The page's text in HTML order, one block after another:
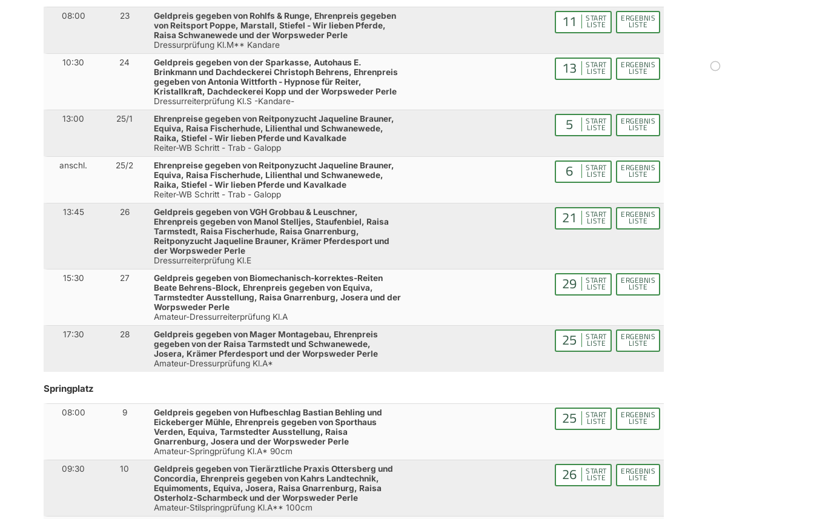
08:00 23
Geldpreis gegeben von Rohlfs & Runge, Ehrenpreis gegeben
von Reitsport Poppe, Marstall, Stiefel - Wir lieben Pferde,
Raisa Schwanewede und der Worpsweder Perle
Dressurprüfung Kl.M** Kandare
11 START
LISTE
ERGEBNIS
LISTE
10:30 24
Geldpreis gegeben von der Sparkasse, Autohaus E.
Brinkmann und Dachdeckerei Christoph Behrens, Ehrenpreis
gegeben von Antonia Wittforth - Hypnose für Reiter,
Kristallkraft, Dachdeckerei Kopp und der Worpsweder Perle
Dressurreiterprüfung Kl.S -Kandare-
13 START
LISTE
ERGEBNIS
LISTE
13:00 25/1
Ehrenpreise gegeben von Reitponyzucht Jaqueline Brauner,
Equiva, Raisa Fischerhude, Lilienthal und Schwanewede,
Raika, Stiefel - Wir lieben Pferde und Kavalkade
Reiter-WB Schritt - Trab - Galopp
5 START
LISTE
ERGEBNIS
LISTE
anschl. 25/2
Ehrenpreise gegeben von Reitponyzucht Jaqueline Brauner,
Equiva, Raisa Fischerhude, Lilienthal und Schwanewede,
Raika, Stiefel - Wir lieben Pferde und Kavalkade
Reiter-WB Schritt - Trab - Galopp
6 START
LISTE
ERGEBNIS
LISTE
13:45 26
Geldpreis gegeben von VGH Grobbau & Leuschner,
Ehrenpreis gegeben von Manol Stelljes, Staufenbiel, Raisa
Tarmstedt, Raisa Fischerhude, Raisa Gnarrenburg,
Reitponyzucht Jaqueline Brauner, Krämer Pferdesport und
der Worpsweder Perle
Dressurreiterprüfung Kl.E
21 START
LISTE
ERGEBNIS
LISTE
15:30 27
Geldpreis gegeben von Biomechanisch-korrektes-Reiten
Beate Behrens-Block, Ehrenpreis gegeben von Equiva,
Tarmstedter Ausstellung, Raisa Gnarrenburg, Josera und der
Worpsweder Perle
Amateur-Dressurreiterprüfung Kl.A
29 START
LISTE
ERGEBNIS
LISTE
17:30 28
Geldpreis gegeben von Mager Montagebau, Ehrenpreis
gegeben von der Raisa Tarmstedt und Schwanewede,
Josera, Krämer Pferdesport und der Worpsweder Perle
Amateur-Dressurprüfung Kl.A*
25 START
LISTE
ERGEBNIS
LISTE
Springplatz
08:00 9
Geldpreis gegeben von Hufbeschlag Bastian Behling und
Eickeberger Mühle, Ehrenpreis gegeben von Sporthaus
Verden, Equiva, Tarmstedter Ausstellung, Raisa
Gnarrenburg, Josera und der Worpsweder Perle
Amateur-Springprüfung Kl.A* 90cm
25 START
LISTE
ERGEBNIS
LISTE
09:30 10
Geldpreis gegeben von Tierärztliche Praxis Ottersberg und
Concordia, Ehrenpreis gegeben von Kahrs Landtechnik,
Equimoments, Equiva, Josera, Raisa Gnarrenburg, Raisa
Osterholz-Scharmbeck und der Worpsweder Perle
Amateur-Stilspringprüfung Kl.A** 100cm
26 START
LISTE
ERGEBNIS
LISTE